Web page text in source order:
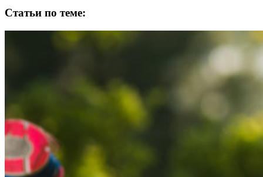
Статьи по теме: